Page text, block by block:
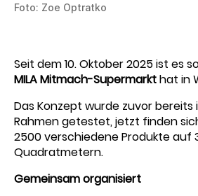
Foto: Zoe Optratko
Seit dem 10. Oktober 2025 ist es
MILA Mitmach-Supermarkthat in
Das Konzept wurde zuvor bereits
Rahmen getestet, jetzt finden
2500 verschiedene Produkte auf
Quadratmetern.
Gemeinsam organisiert